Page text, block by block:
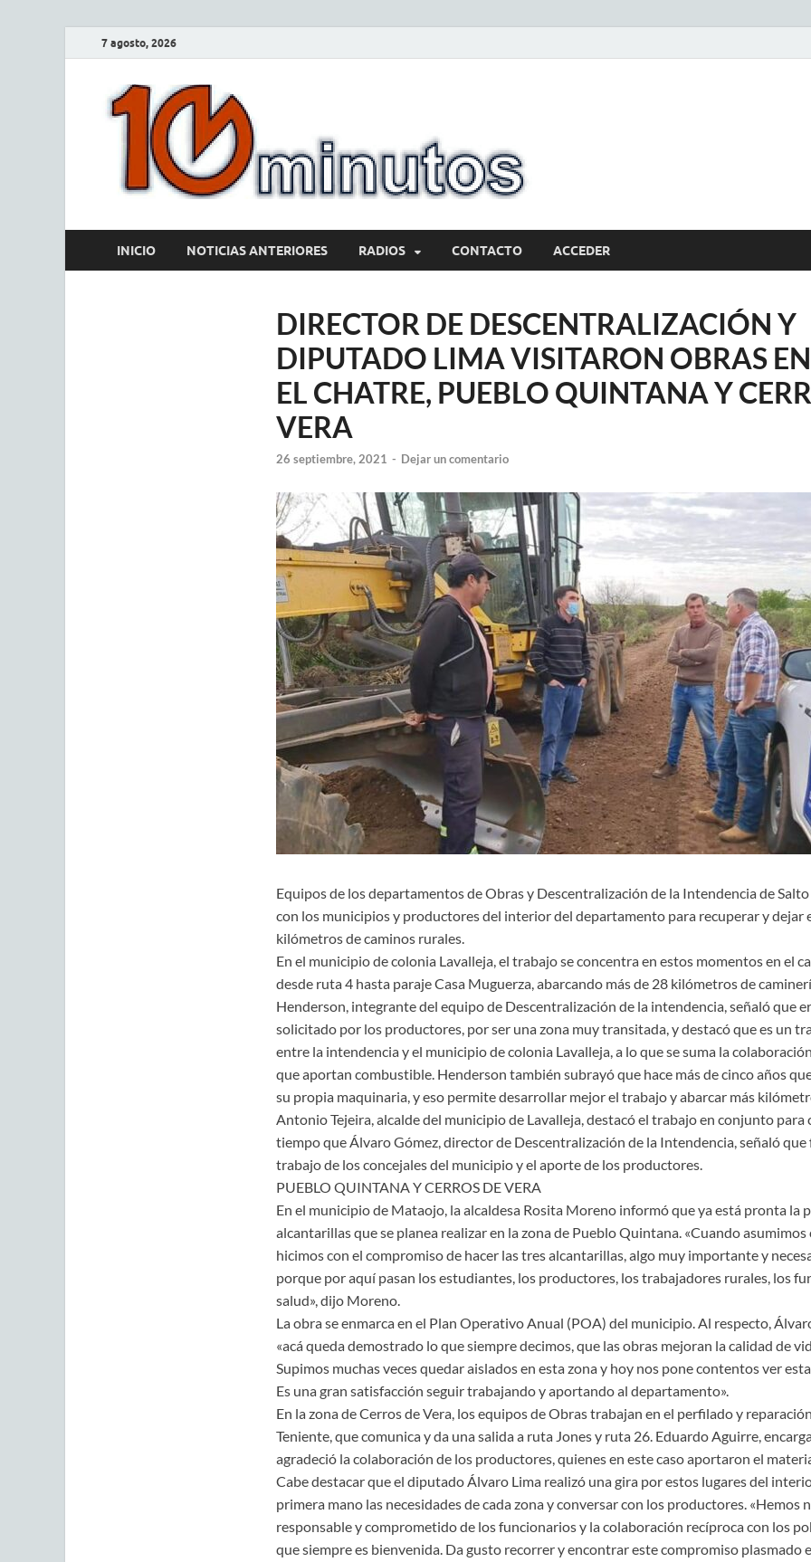
7 agosto, 2026
INICIO NOTICIAS ANTERIORES RADIOS CONTACTO ACCEDER
DIRECTOR DE DESCENTRALIZACIÓN Y
DIPUTADO LIMA VISITARON OBRAS
EL CHATRE, PUEBLO QUINTANA Y
VERA
26 septiembre, 2021 - Dejar un comentario
Equipos de los departamentos de Obras y Descentralización de la Intendencia de
con los municipios y productores del interior del departamento para recuperar y dejar
kilómetros de caminos rurales.
En el municipio de colonia Lavalleja, el trabajo se concentra en estos momentos en el
desde ruta 4 hasta paraje Casa Muguerza, abarcando más de 28 kilómetros de
Henderson, integrante del equipo de Descentralización de la intendencia, señaló que
solicitado por los productores, por ser una zona muy transitada, y destacó que es un
entre la intendencia y el municipio de colonia Lavalleja, a lo que se suma la
que aportan combustible. Henderson también subrayó que hace más de cinco años
su propia maquinaria, y eso permite desarrollar mejor el trabajo y abarcar más
Antonio Tejeira, alcalde del municipio de Lavalleja, destacó el trabajo en conjunto para
tiempo que Álvaro Gómez, director de Descentralización de la Intendencia, señaló
trabajo de los concejales del municipio y el aporte de los productores.
PUEBLO QUINTANA Y CERROS DE VERA
En el municipio de Mataojo, la alcaldesa Rosita Moreno informó que ya está pronta la
alcantarillas que se planea realizar en la zona de Pueblo Quintana. «Cuando asumimos
hicimos con el compromiso de hacer las tres alcantarillas, algo muy importante y
porque por aquí pasan los estudiantes, los productores, los trabajadores rurales, los
salud», dijo Moreno.
La obra se enmarca en el Plan Operativo Anual (POA) del municipio. Al respecto,
«acá queda demostrado lo que siempre decimos, que las obras mejoran la calidad de
Supimos muchas veces quedar aislados en esta zona y hoy nos pone contentos ver
Es una gran satisfacción seguir trabajando y aportando al departamento».
En la zona de Cerros de Vera, los equipos de Obras trabajan en el perfilado y
Teniente, que comunica y da una salida a ruta Jones y ruta 26. Eduardo Aguirre,
agradeció la colaboración de los productores, quienes en este caso aportaron el
Cabe destacar que el diputado Álvaro Lima realizó una gira por estos lugares del
primera mano las necesidades de cada zona y conversar con los productores. «Hemos
responsable y comprometido de los funcionarios y la colaboración recíproca con los
que siempre es bienvenida. Da gusto recorrer y encontrar este compromiso plasmado